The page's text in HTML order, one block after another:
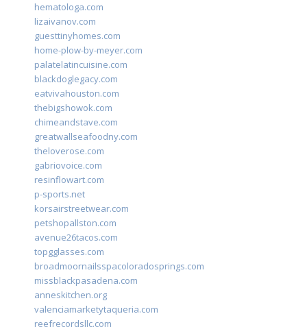
hematologa.com
lizaivanov.com
guesttinyhomes.com
home-plow-by-meyer.com
palatelatincuisine.com
blackdoglegacy.com
eatvivahouston.com
thebigshowok.com
chimeandstave.com
greatwallseafoodny.com
theloverose.com
gabriovoice.com
resinflowart.com
p-sports.net
korsairstreetwear.com
petshopallston.com
avenue26tacos.com
topgglasses.com
broadmoornailsspacoloradosprings.com
missblackpasadena.com
anneskitchen.org
valenciamarketytaqueria.com
reefrecordsllc.com